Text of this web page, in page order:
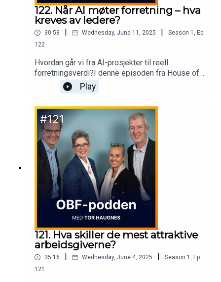
122. Når AI møter forretning – hva
kreves av ledere?
30:53 Wednesday, June 11, 2025 Season 1 , Ep.
122
Hvordan går vi fra AI-prosjekter til reell
forretningsverdi?I denne episoden fra House of
Advania 2025 deler Kristine Dahl Steidel
(Microsoft), Linda Malm (NVIDIA) og Siv H.
Martinsen (Advania) sine erfaringer og råd til
ledere som vil lykkes med AI – i hele
organisasjonen.
Play
121. Hva skiller de mest attraktive
arbeidsgiverne?
35:16 Wednesday, June 4, 2025 Season 1 , Ep.
121